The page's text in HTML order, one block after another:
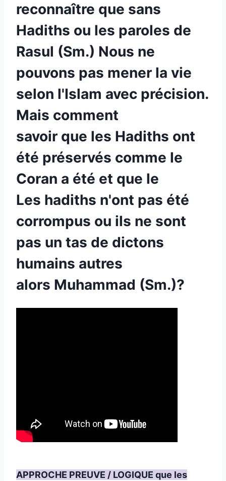
reconnaître que sans
Hadiths ou les paroles de
Rasul (Sm.) Nous ne
pouvons pas mener la vie
selon l'Islam avec précision.
Mais comment
savoir que les Hadiths ont
été préservés comme le
Coran a été et que le
Les hadiths n'ont pas été
corrompus ou ils ne sont
pas un tas de dictons
humains autres
alors Muhammad (Sm.)?
APPROCHE PREUVE / LOGIQUE que les